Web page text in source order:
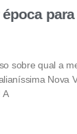
sobre qual a
Nova
A